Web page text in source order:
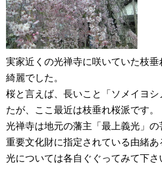
実家近くの光禅寺に咲いていた枝
綺麗でした。
桜と言えば、長いこと「ソメイヨ
たが、ここ最近は枝垂れ桜派です。
光禅寺は地元の藩主「最上義光」
重要文化財に指定されている由緒
光については各自ぐぐってみて下さ